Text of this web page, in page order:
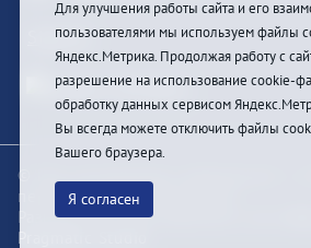
Sign In
© При цитировании информации с
первоисточник обязательна
Разработка и техподдержка сайта
Pragmatic Studio
Для улучшения работы сайта и его
пользователями мы используем файлы
Яндекс.Метрика. Продолжая работу с
разрешение на использование cookie-
обработку данных сервисом
Вы всегда можете отключить файлы
Вашего браузера.
Я согласен